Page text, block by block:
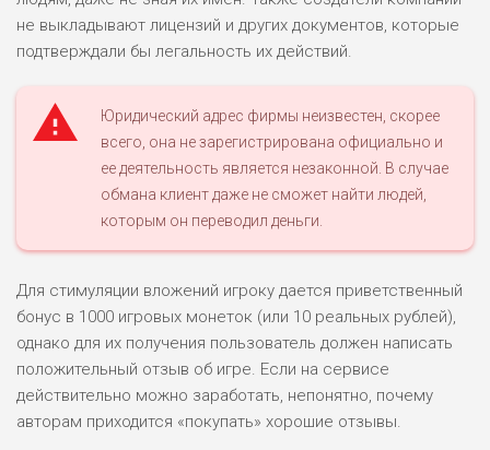
БЮДЖЕТ: НИЗКИЙ
ОБЗОР
ВСЕМ
ДОХОД: НИЗКИЙ
ОБЗОР
ВСЕМ
0
РИСКИ: НИЗКИЕ
ДОХОД: СРЕДНИЙ
БЮДЖЕТ: НИЗКИЙ
ОБЗОР
не выкладывают лицензий и других документов, которые
подтверждали бы легальность их действий.
Юридический адрес фирмы неизвестен, скорее
всего, она не зарегистрирована официально и
ее деятельность является незаконной. В случае
обмана клиент даже не сможет найти людей,
которым он переводил деньги.
Для стимуляции вложений игроку дается приветственный
бонус в 1000 игровых монеток (или 10 реальных рублей),
однако для их получения пользователь должен написать
положительный отзыв об игре. Если на сервисе
действительно можно заработать, непонятно, почему
авторам приходится «покупать» хорошие отзывы.